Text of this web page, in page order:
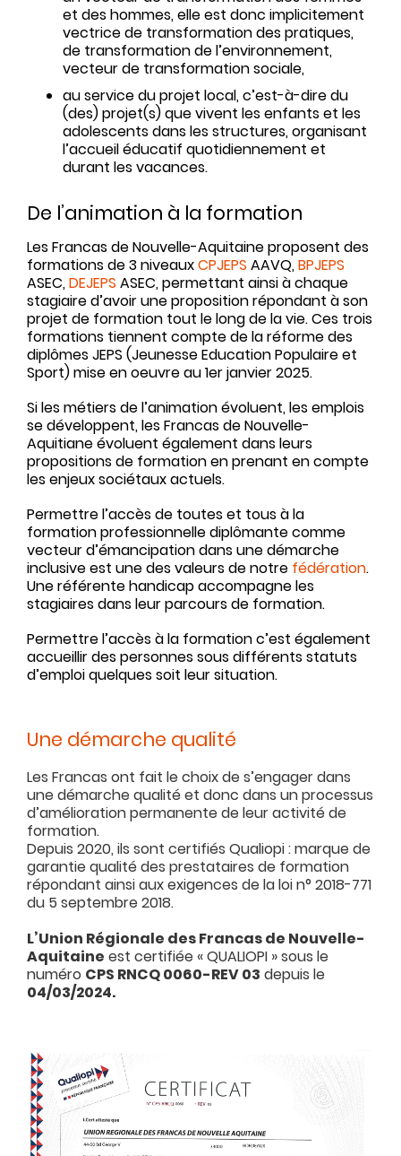
et des hommes, elle est donc implicitement
vectrice de transformation des pratiques,
de transformation de l’environnement,
vecteur de transformation sociale,
au service du projet local, c’est-à-dire du
(des) projet(s) que vivent les enfants et les
adolescents dans les structures, organisant
l’accueil éducatif quotidiennement et
durant les vacances.
De l’animation à la formation
Les Francas de Nouvelle-Aquitaine proposent des
formations de 3 niveauxCPJEPS AAVQ,BPJEPS
ASEC,DEJEPS ASEC, permettant ainsi à chaque
stagiaire d’avoir une proposition répondant à son
projet de formation tout le long de la vie. Ces trois
formations tiennent compte de la réforme des
diplômes JEPS (Jeunesse Education Populaire et
Sport) mise en oeuvre au 1er janvier 2025.
Si les métiers de l’animation évoluent, les emplois
se développent, les Francas de Nouvelle-
Aquitiane évoluent également dans leurs
propositions de formation en prenant en compte
les enjeux sociétaux actuels.
Permettre l’accès de toutes et tous à la
formation professionnelle diplômante comme
vecteur d’émancipation dans une démarche
inclusive est une des valeurs de notre fédération.
Une référente handicap accompagne les
stagiaires dans leur parcours de formation.
Permettre l’accès à la formation c’est également
accueillir des personnes sous différents statuts
d’emploi quelques soit leur situation.
Une démarche qualité
Les Francas ont fait le choix de s’engager dans
une démarche qualité et donc dans un processus
d’amélioration permanente de leur activité de
formation.
Depuis 2020, ils sont certifiés Qualiopi : marque de
garantie qualité des prestataires de formation
répondant ainsi aux exigences de la loi n° 2018-771
du 5 septembre 2018.
L’Union Régionale des Francas de Nouvelle-
Aquitaine est certifiée « QUALIOPI » sous le
numéro CPS RNCQ 0060-REV 03 depuis le
04/03/2024.